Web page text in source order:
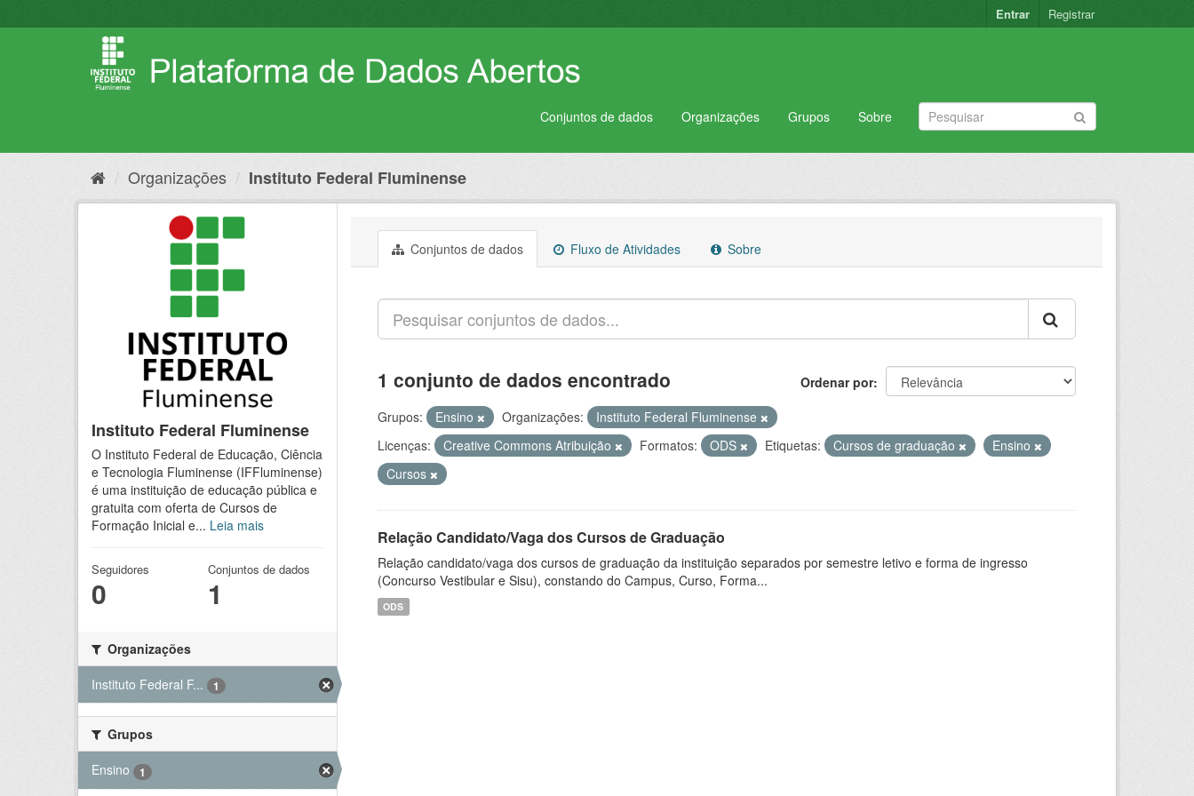
para
Entrar Registrar
Conjuntos de dados Organizações Grupos Sobre
Organizações Instituto Federal Fluminense
Instituto Federal Fluminense
O Instituto Federal de Educação, Ciência
e Tecnologia Fluminense (IFFluminense)
é uma instituição de educação pública e
gratuita com oferta de Cursos de
Formação Inicial e... Leia mais
Seguidores
0
Conjuntos de dados
1
Organizações
Instituto Federal F...
1
Grupos
Ensino
1
Conjuntos de dados Fluxo de Atividades Sobre
Ordenar por
1 conjunto de dados encontrado
Grupos: Ensino Organizações:
Instituto Federal Fluminense
Licenças:
Creative Commons Atribuição Formatos: ODS Etiquetas: Cursos de graduação
Ensino
Cursos
Relação Candidato/Vaga dos Cursos de Graduação
Relação candidato/vaga dos cursos de graduação da instituição separados por semestre letivo e forma de ingresso
(Concurso Vestibular e Sisu), constando do Campus, Curso, Forma...
ODS